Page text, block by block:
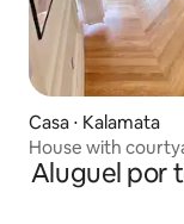
Casa ⋅ Kalamata
House with
Aluguel por